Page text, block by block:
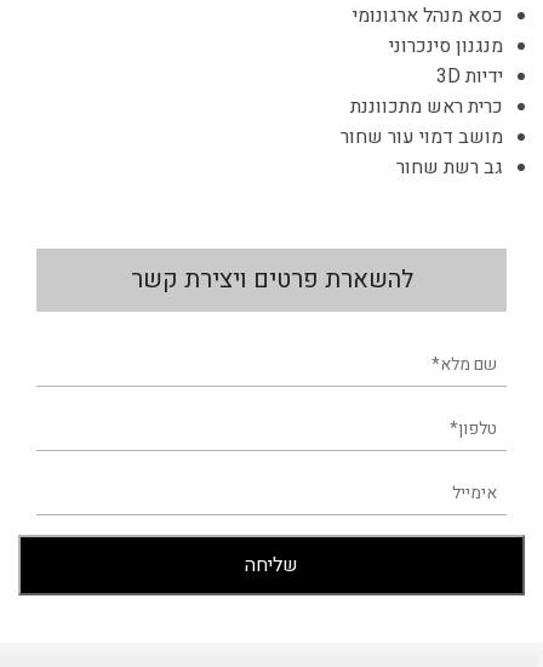
כסא מנהל ארגונומי
מנגנון סינכרוני
ידיות 3D
כרית ראש מתכווננת
מושב דמוי עור שחור
גב רשת שחור
להשארת פרטים ויצירת קשר